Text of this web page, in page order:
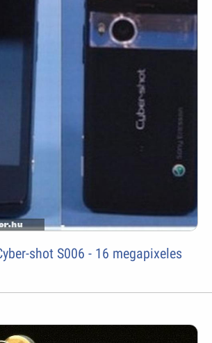
shot S006 - 16 megapixeles